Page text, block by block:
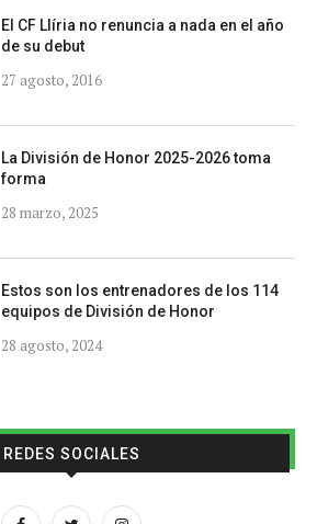
El CF Llíria no renuncia a nada en el año
de su debut
27 agosto, 2016
La División de Honor 2025-2026 toma
forma
28 marzo, 2025
Estos son los entrenadores de los 114
equipos de División de Honor
28 agosto, 2024
REDES SOCIALES